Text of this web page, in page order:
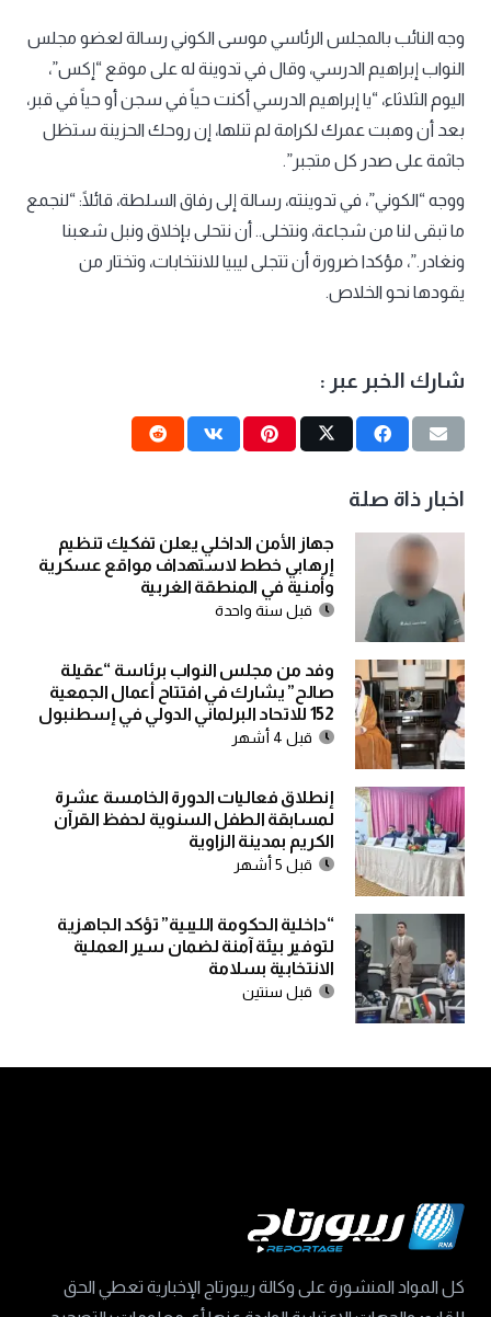
وجه النائب بالمجلس الرئاسي موسى الكوني رسالة لعضو مجلس
النواب إبراهيم الدرسي، وقال في تدوينة له على موقع “إكس”،
اليوم الثلاثاء، “يا إبراهيم الدرسي أكنت حياً في سجن أو حياً في قبر،
بعد أن وهبت عمرك لكرامة لم تنلها، إن روحك الحزينة ستظل
جاثمة على صدر كل متجبر”.
ووجه “الكوني”، في تدوينته، رسالة إلى رفاق السلطة، قائلًا: “لنجمع
ما تبقى لنا من شجاعة، ونتخلى.. أن نتحلى بإخلاق ونبل شعبنا
ونغادر.”، مؤكدا ضرورة أن تتجلى ليبيا للانتخابات، وتختار من
يقودها نحو الخلاص.
شارك الخبر عبر :
اخبار ذاة صلة
جهاز الأمن الداخلي يعلن تفكيك تنظيم
إرهابي خطط لاستهداف مواقع عسكرية
وأمنية في المنطقة الغربية
قبل سنة واحدة
وفد من مجلس النواب برئاسة “عقيلة
صالح” يشارك في افتتاح أعمال الجمعية
152 للاتحاد البرلماني الدولي في إسطنبول
قبل 4 أشهر
إنطلاق فعاليات الدورة الخامسة عشرة
لمسابقة الطفل السنوية لحفظ القرآن
الكريم بمدينة الزاوية
قبل 5 أشهر
“داخلية الحكومة الليبية” تؤكد الجاهزية
لتوفير بيئة آمنة لضمان سير العملية
الانتخابية بسلامة
قبل سنتين
كل المواد المنشورة على وكالة ريبورتاج الإخبارية تعطي الحق